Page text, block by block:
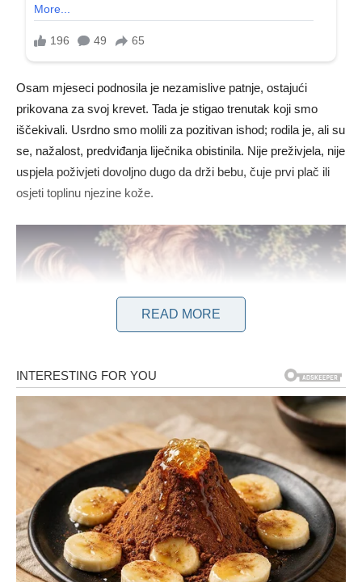
Osam mjeseci podnosila je nezamislive patnje, ostajući
prikovana za svoj krevet. Tada je stigao trenutak koji smo
iščekivali. Usrdno smo molili za pozitivan ishod; rodila je, ali su
se, nažalost, predviđanja liječnika obistinila. Nije preživjela, nije
uspjela poživjeti dovoljno dugo da drži bebu, čuje prvi plač ili
osjeti toplinu njezine kože.
Postoji trenutak urezan u moje sjećanje, obilježen odlaskom
osobe koja je imala golemo značenje u mom životu, popraćen
dolaskom druge osobe koja će mi značiti sve. Ovaj neopisivi
osjećaj ne bih poželio nikome; Nadam se da ću biti zadnji koji
će izdržati takvo iskustvo.
Sutrašnji dan označava godišnjicu smrti moje supruge i
istovremeno prvi rođendan moje kćeri – NAŠE kćeri, jer će
READ MORE